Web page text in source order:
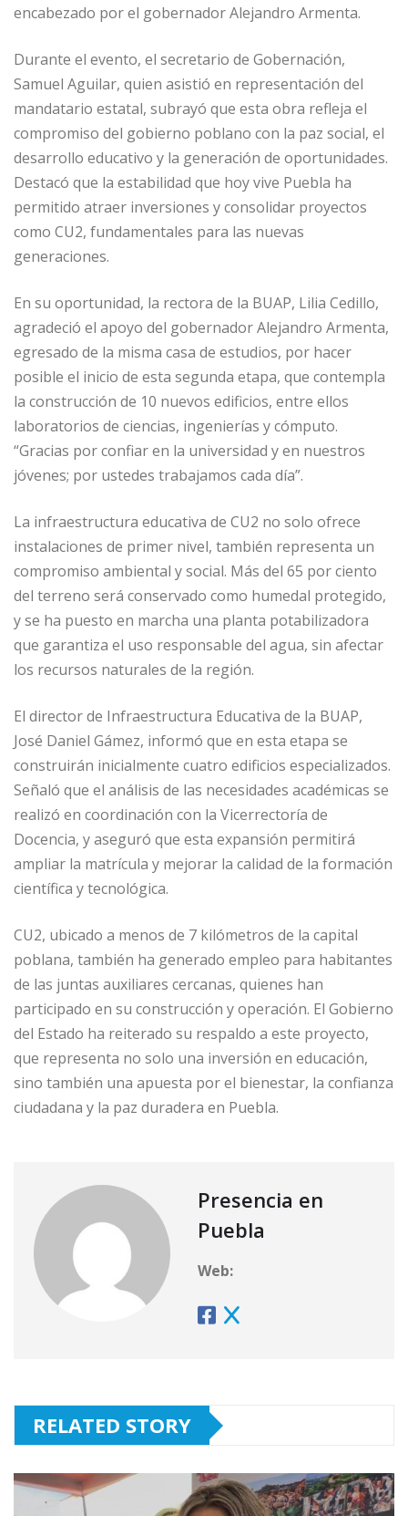
encabezado por el gobernador Alejandro Armenta.
Durante el evento, el secretario de Gobernación,
Samuel Aguilar, quien asistió en representación del
mandatario estatal, subrayó que esta obra refleja el
compromiso del gobierno poblano con la paz social, el
desarrollo educativo y la generación de oportunidades.
Destacó que la estabilidad que hoy vive Puebla ha
permitido atraer inversiones y consolidar proyectos
como CU2, fundamentales para las nuevas
generaciones.
En su oportunidad, la rectora de la BUAP, Lilia Cedillo,
agradeció el apoyo del gobernador Alejandro Armenta,
egresado de la misma casa de estudios, por hacer
posible el inicio de esta segunda etapa, que contempla
la construcción de 10 nuevos edificios, entre ellos
laboratorios de ciencias, ingenierías y cómputo.
“Gracias por confiar en la universidad y en nuestros
jóvenes; por ustedes trabajamos cada día”.
La infraestructura educativa de CU2 no solo ofrece
instalaciones de primer nivel, también representa un
compromiso ambiental y social. Más del 65 por ciento
del terreno será conservado como humedal protegido,
y se ha puesto en marcha una planta potabilizadora
que garantiza el uso responsable del agua, sin afectar
los recursos naturales de la región.
El director de Infraestructura Educativa de la BUAP,
José Daniel Gámez, informó que en esta etapa se
construirán inicialmente cuatro edificios especializados.
Señaló que el análisis de las necesidades académicas se
realizó en coordinación con la Vicerrectoría de
Docencia, y aseguró que esta expansión permitirá
ampliar la matrícula y mejorar la calidad de la formación
científica y tecnológica.
CU2, ubicado a menos de 7 kilómetros de la capital
poblana, también ha generado empleo para habitantes
de las juntas auxiliares cercanas, quienes han
participado en su construcción y operación. El Gobierno
del Estado ha reiterado su respaldo a este proyecto,
que representa no solo una inversión en educación,
sino también una apuesta por el bienestar, la confianza
ciudadana y la paz duradera en Puebla.
Presencia en
Puebla
Web:
RELATED STORY